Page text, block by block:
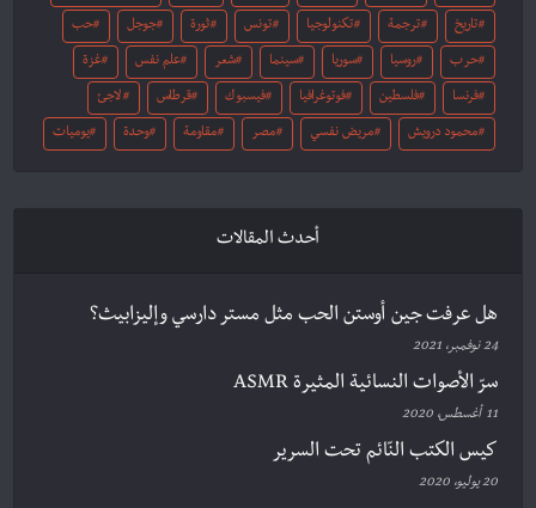
تاريخ ترجمة تكنولوجيا تونس ثورة جوجل حب
حرب روسيا سوريا سينما شعر علم نفس غزة
فرنسا فلسطين فوتوغرافيا فيسبوك قرطاس لاجئ
محمود درويش مريض نفسي مصر مقاومة وحدة يوميات
أحدث المقالات
هل عرفت جين أوستن الحب مثل مستر دارسي وإليزابيث؟
24 نوفمبر، 2021
سرّ الأصوات النسائية المثيرة ASMR
11 أغسطس، 2020
كيس الكتب النّائم تحت السرير
20 يوليو، 2020